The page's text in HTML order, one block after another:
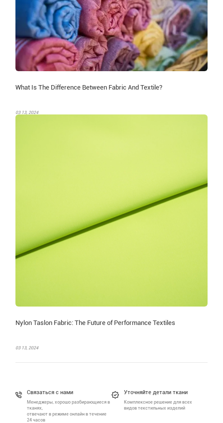
What Is The Difference Between Fabric And Textile?
03 13, 2024
Nylon Taslon Fabric: The Future of Performance Textiles
03 13, 2024
Связаться с нами
Менеджеры, хорошо разбирающиеся в
тканях,
отвечают в режиме онлайн в течение
24 часов
Уточняйте детали ткани
Комплексное решение для всех
видов текстильных изделий